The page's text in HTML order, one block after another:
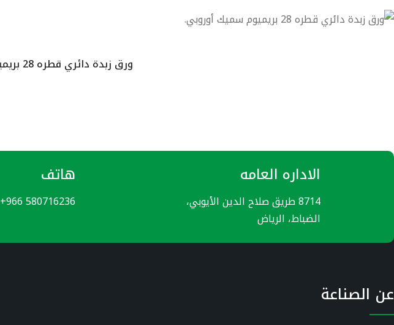
ورق زبدة دائري قطره 28 بريميوم سميك أوروبي.
الاداره العامه
8714 طريق صلاح الدين الأيوبي،
الضباط، الرياض
هاتف
+966 580716236
عن الصناعة